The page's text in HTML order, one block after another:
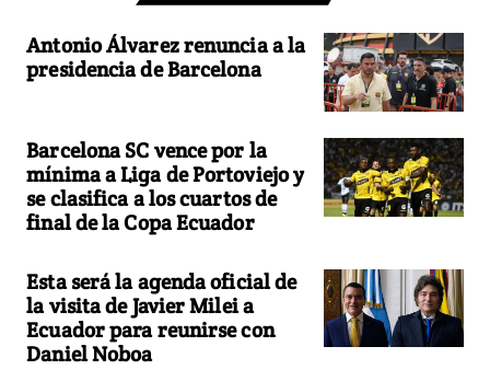
Antonio Álvarez renuncia a la
presidencia de Barcelona
Barcelona SC vence por la
mínima a Liga de Portoviejo y
se clasifica a los cuartos de
final de la Copa Ecuador
Esta será la agenda oficial de
la visita de Javier Milei a
Ecuador para reunirse con
Daniel Noboa